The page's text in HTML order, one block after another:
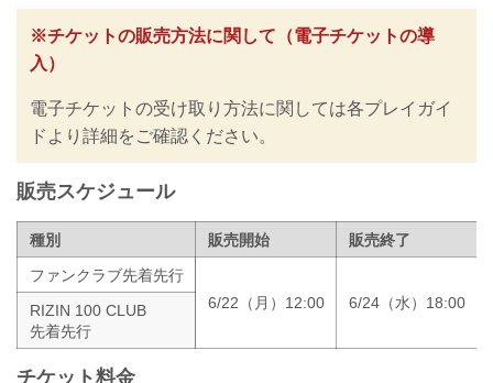
※チケットの販売方法に関して（電子チケットの導
入）
電子チケットの受け取り方法に関しては各プレイガイ
ドより詳細をご確認ください。
販売スケジュール
種別 販売開始 販売終了
ファンクラブ先着先行
6/22（月）12:00
6/24（水）18:00
RIZIN 100 CLUB
先着先行
チケット料金